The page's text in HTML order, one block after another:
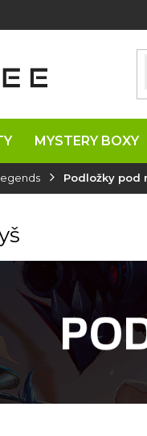
MYSTERY BOXY
Podložky pod